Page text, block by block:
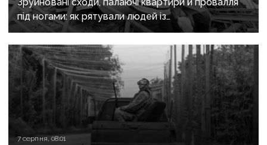
під ногами: як рятували людей із
багатоповерхівки в Краматорську
7 серпня, 08:01